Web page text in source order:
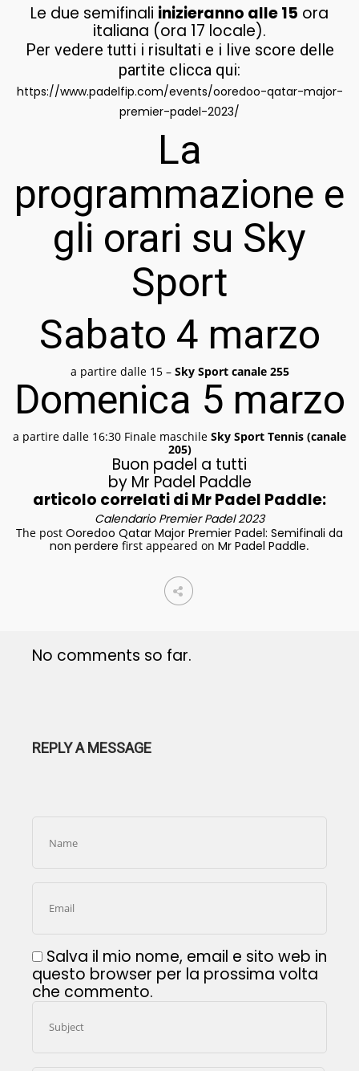
Le due semifinali inizieranno alle 15 ora
italiana (ora 17 locale).
Per vedere tutti i risultati e i live score delle
partite clicca qui:
https://www.padelfip.com/events/ooredoo-qatar-major-
premier-padel-2023/
La
programmazione e
gli orari su Sky
Sport
Sabato 4 marzo
a partire dalle 15 –Sky Sport canale 255
Domenica 5 marzo
a partire dalle 16:30 Finale maschile Sky Sport Tennis (canale
205)
Buon padel a tutti
by Mr Padel Paddle
articolo correlati di Mr Padel Paddle:
Calendario Premier Padel 2023
The post Ooredoo Qatar Major Premier Padel: Semifinali da
non perdere first appeared on Mr Padel Paddle.
No comments so far.
REPLY A MESSAGE
Salva il mio nome, email e sito web in
questo browser per la prossima volta
che commento.